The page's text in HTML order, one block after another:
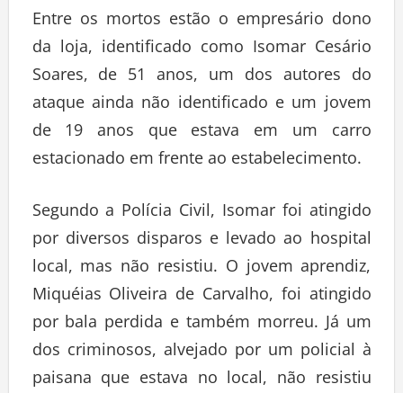
Entre os mortos estão o empresário dono
da loja, identificado como Isomar Cesário
Soares, de 51 anos, um dos autores do
ataque ainda não identificado e um jovem
de 19 anos que estava em um carro
estacionado em frente ao estabelecimento.
Segundo a Polícia Civil, Isomar foi atingido
por diversos disparos e levado ao hospital
local, mas não resistiu. O jovem aprendiz,
Miquéias Oliveira de Carvalho, foi atingido
por bala perdida e também morreu. Já um
dos criminosos, alvejado por um policial à
paisana que estava no local, não resistiu